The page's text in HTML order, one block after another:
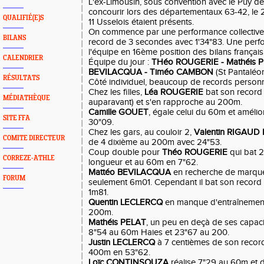
QUALIFIÉ(E)S
BILANS
CALENDRIER
RÉSULTATS
MÉDIATHÈQUE
SITE FFA
COMITE DIRECTEUR
CORREZE-ATHLE
FORUM
L'ex-Limousin, sous convention avec le Puy
concourir lors des départementaux 63-42, le
11 Usselois étaient présents.
On commence par une performance
record de 3 secondes avec 1'34"83. Une
l'équipe en 16ème position des bilans
Équipe du jour : THéo ROUGERIE - Mathéis
BEVILACQUA - Timéo CAMBON (St
Côté individuel, beaucoup de records
Chez les filles, Léa ROUGERIE bat son
auparavant) et s'en rapproche au 200m.
Camille GOUET, égale celui du 60m et
30"09.
Chez les gars, au couloir 2, Valentin RIGAUD
de 4 dixième au 200m avec 24"53.
Coup double pour Théo ROUGERIE qui bat
longueur et au 60m en 7"62.
Mattéo BEVILACQUAen recherche de
seulement 6m01. Cependant il bat son
1m81.
Quentin LECLERCQen manque
200m.
Mathéis PELAT, un peu en deçà de ses
8"54 au 60m Haies et 23"67 au 200.
Justin LECLERCQà 7 centièmes de son
400m en 53"62.